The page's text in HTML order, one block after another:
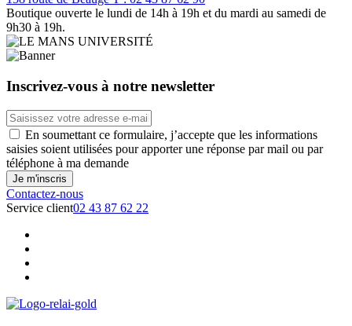
Boutique ouverte le lundi de 14h à 19h et du mardi au samedi de
9h30 à 19h.
Inscrivez-vous à notre newsletter
En soumettant ce formulaire, j’accepte que les informations
saisies soient utilisées pour apporter une réponse par mail ou par
téléphone à ma demande
Contactez-nous
Service client02 43 87 62 22